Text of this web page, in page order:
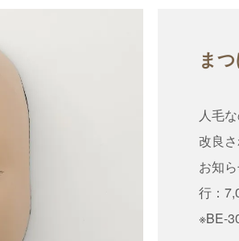
ま
人毛
改良
お知
行：
※BE-